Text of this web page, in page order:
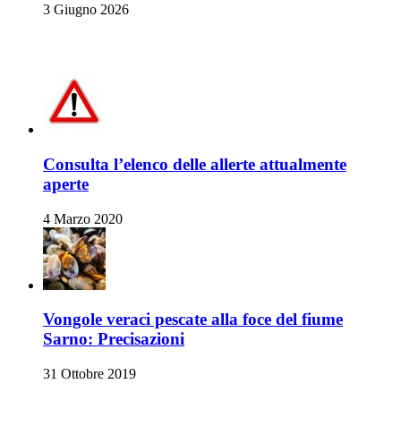
3 Giugno 2026
Consulta l’elenco delle allerte attualmente
aperte
4 Marzo 2020
Vongole veraci pescate alla foce del fiume
Sarno: Precisazioni
31 Ottobre 2019